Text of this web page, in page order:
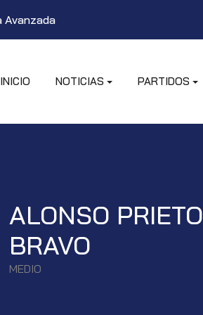
Avanzada
INICIO NOTICIAS PARTIDOS
ALONSO PRIETO
BRAVO
MEDIO